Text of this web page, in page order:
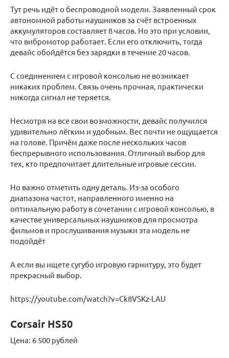
Тут речь идёт о беспроводной модели. Заявленный срок
автономной работы наушников за счёт встроенных
аккумуляторов составляет 8 часов. Но это при условии,
что вибромотор работает. Если его отключить, тогда
девайс обойдётся без зарядки в течение 20 часов.
С соединением с игровой консолью не возникает
никаких проблем. Связь очень прочная, практически
никогда сигнал не теряется.
Несмотря на все свои возможности, девайс получился
удивительно лёгким и удобным. Вес почти не ощущается
на голове. Причём даже после нескольких часов
беспрерывного использования. Отличный выбор для
тех, кто предпочитает длительные игровые сессии.
Но важно отметить одну деталь. Из-за особого
диапазона частот, направленного именно на
оптимальную работу в сочетании с игровой консолью, в
качестве универсальных наушников для просмотра
фильмов и прослушивания музыки эта модель не
подойдёт
А если вы ищете сугубо игровую гарнитуру, это будет
прекрасный выбор.
https://youtube.com/watch?v=Ck8VSKz-LAU
Corsair HS50
Цена: 6 500 рублей